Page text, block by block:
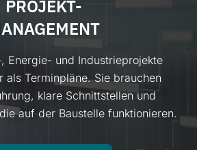
PROJEKT-
Energie- und Industrieprojekte
als Terminpläne. Sie brauchen
klare Schnittstellen und
auf der Baustelle funktionieren.